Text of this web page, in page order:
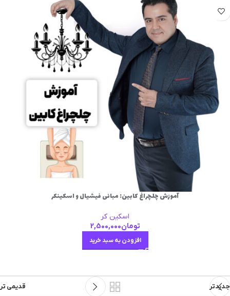
آموزش چلچراغ کابین: مبانی فیشیال و اسکینکر
اسکین کر
تومان2,500,000
افزودن به سبد خرید
جدیدتر قدیمی تر